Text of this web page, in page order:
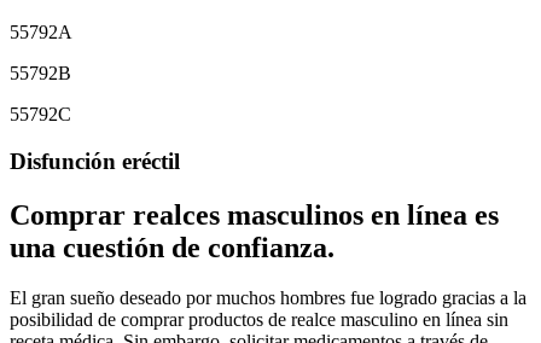
55792A
55792B
55792C
Disfunción eréctil
Comprar realces masculinos en línea es
una cuestión de confianza.
El gran sueño deseado por muchos hombres fue logrado gracias a la
posibilidad de comprar productos de realce masculino en línea sin